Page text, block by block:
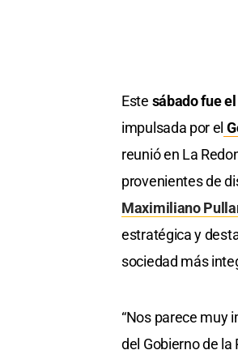
Este sábado fue
impulsada por el
reunió en La
provenientes de
Maximiliano
estratégica y
sociedad más
“Nos parece muy
del Gobierno de